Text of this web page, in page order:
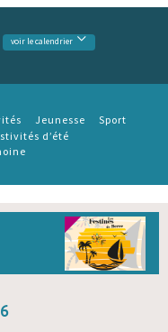
voir le calendrier
Jeunesse
Sport
d’été